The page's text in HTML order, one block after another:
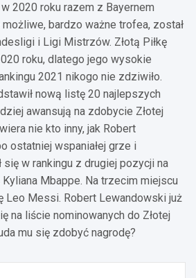
2020 roku razem z Bayernem
bardzo ważne trofea, został
i Ligi Mistrzów. Złotą Piłkę
roku, dlatego jego wysokie
2021 nikogo nie zdziwiło.
nową listę 20 najlepszych
awansują na zdobycie Złotej
nie kto inny, jak Robert
ostatniej wspaniałej grze i
się w rankingu z drugiej pozycji na
Mbappe. Na trzecim miejscu
Leo Messi. Robert Lewandowski już
na liście nominowanych do Złotej
mu się zdobyć nagrodę?